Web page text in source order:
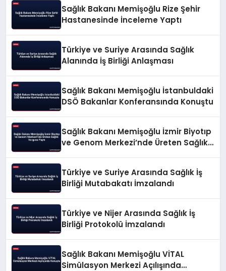
Sağlık Bakanı Memişoğlu Rize Şehir
Hastanesinde İnceleme Yaptı
Türkiye ve Suriye Arasında Sağlık
Alanında İş Birliği Anlaşması
Sağlık Bakanı Memişoğlu İstanbuldaki
DSÖ Bakanlar Konferansında Konuştu
Sağlık Bakanı Memişoğlu İzmir Biyotıp
ve Genom Merkezi’nde Üreten Sağlık
Türkiye ve Suriye Arasında Sağlık İş
Birliği Mutabakatı İmzalandı
Türkiye ve Nijer Arasında Sağlık İş
Birliği Protokolü İmzalandı
Sağlık Bakanı Memişoğlu VİTAL
Simülasyon Merkezi Açılışında